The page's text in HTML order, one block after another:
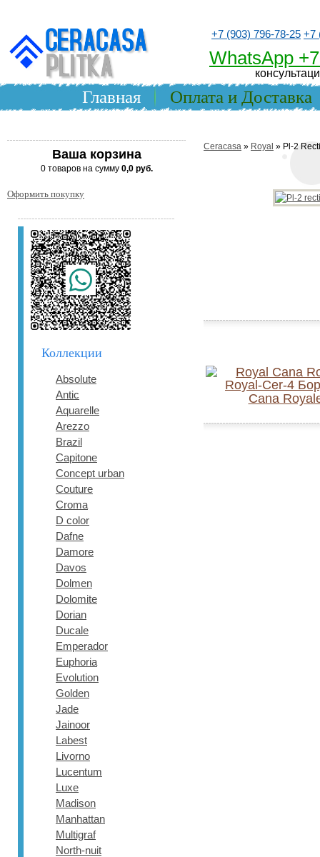
+7 (903) 796-78-25 +7
WhatsApp
Главная Оплата и Доставка
Ваша корзина
0 товаров на сумму 0,0 руб.
Оформить покупку
Коллекции
Absolute
Antic
Aquarelle
Arezzo
Brazil
Capitone
Concept urban
Couture
Croma
D color
Dafne
Damore
Davos
Dolmen
Dolomite
Dorian
Ducale
Emperador
Euphoria
Evolution
Golden
Jade
Jainoor
Labest
Livorno
Lucentum
Luxe
Madison
Manhattan
Multigraf
North-nuit
Ceracasa » Royal » Pl-2
Cana